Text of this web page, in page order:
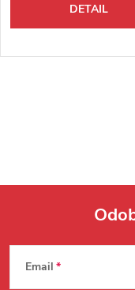
DETAIL
Zápätie
Email